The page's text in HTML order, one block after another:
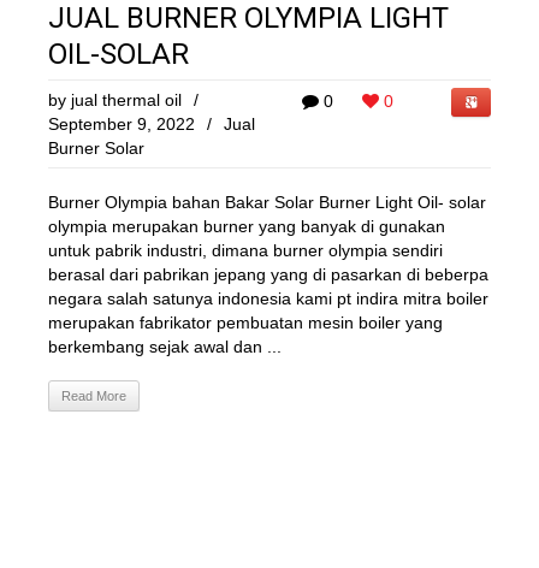
JUAL BURNER OLYMPIA LIGHT
OIL-SOLAR
0 0
by jual thermal oil
/
September 9, 2022
/
Jual
Burner Solar
Burner Olympia bahan Bakar Solar Burner Light Oil- solar
olympia merupakan burner yang banyak di gunakan
untuk pabrik industri, dimana burner olympia sendiri
berasal dari pabrikan jepang yang di pasarkan di beberpa
negara salah satunya indonesia kami pt indira mitra boiler
merupakan fabrikator pembuatan mesin boiler yang
berkembang sejak awal dan ...
Read More